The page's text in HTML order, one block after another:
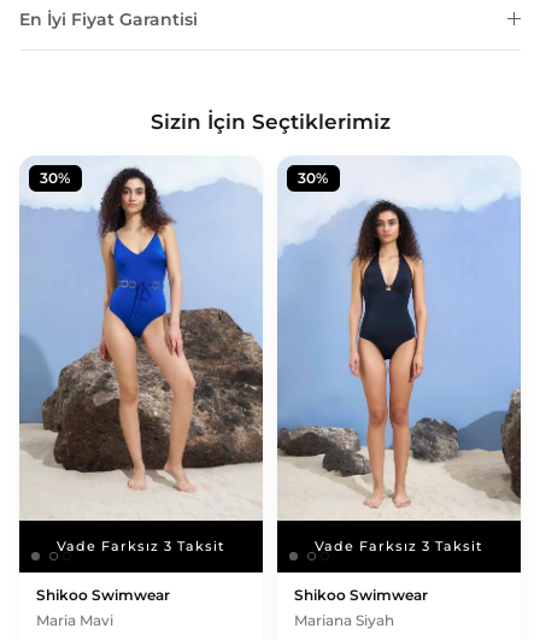
En İyi Fiyat Garantisi
Sizin İçin Seçtiklerimiz
Vade Farksız 3 Taksit
Vade Farksız 3 Taksit
30%
Shikoo Swimwear
Maria Mavi
Vade Farksız 3 Taksit
Vade Farksız 3 Taksit
30%
Shikoo Swimwear
Mariana Siyah